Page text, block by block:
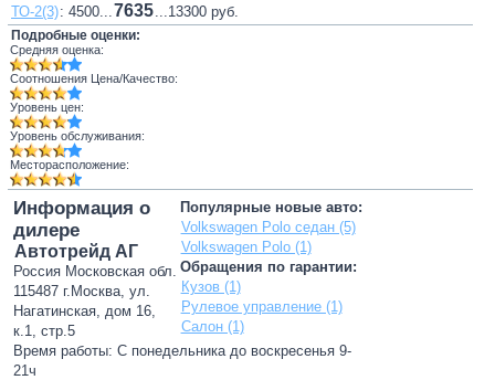
ТО-2(3): 4500...7635...13300 руб.
Подробные оценки:
Средняя оценка:
Соотношения Цена/Качество:
Уровень цен:
Уровень обслуживания:
Месторасположение:
Популярные новые авто:
Volkswagen Polo седан (5)
Volkswagen Polo (1)
Обращения по гарантии:
Кузов (1)
Рулевое управление (1)
Салон (1)
Информация о
дилере
Автотрейд АГ
Россия Московская обл.
115487 г.Москва, ул.
Нагатинская, дом 16,
к.1, стр.5
Время работы: С понедельника до воскресенья 9-
21ч